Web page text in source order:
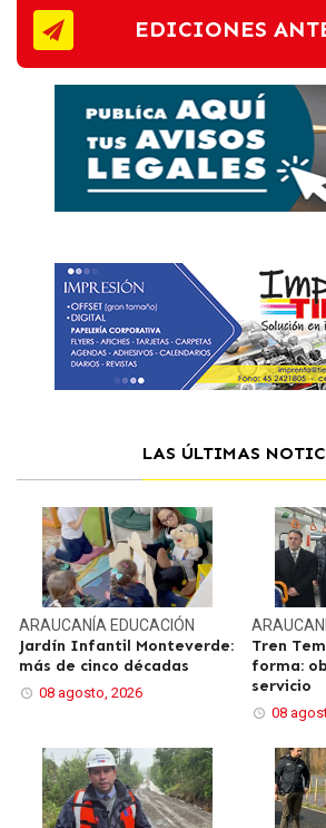
EDICIONES
LAS ÚLTIMAS
ARAUCANÍAEDUCACIÓN
Jardín Infantil Monteverde:
más de cinco décadas
08 agosto, 2026
Tren
forma:
servicio
08